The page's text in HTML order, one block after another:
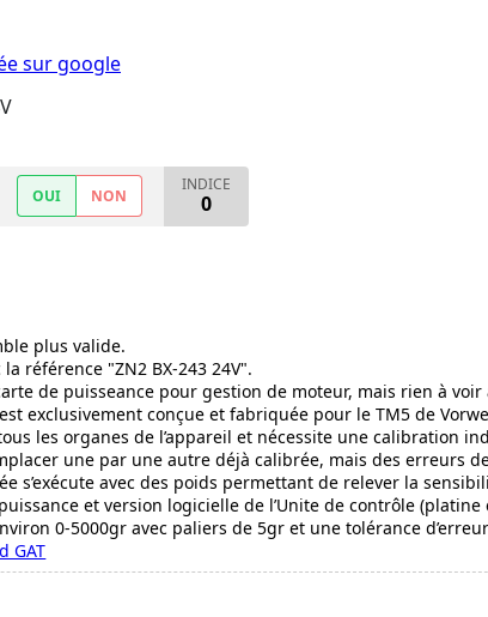
sur google
OUI NON
INDICE
0
plus valide.
la référence "ZN2 BX-243 24V".
de puisseance pour gestion de moteur, mais rien à
exclusivement conçue et fabriquée pour le TM5 de
les organes de l’appareil et nécessite une calibration
une par une autre déjà calibrée, mais des erreurs
s’exécute avec des poids permettant de relever la
et version logicielle de l’Unite de contrôle
0-5000gr avec paliers de 5gr et une tolérance
GAT